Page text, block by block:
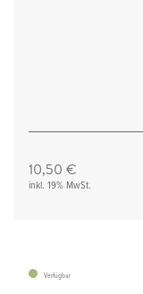
10,50 €
inkl. 19% MwSt.
Verfügbar